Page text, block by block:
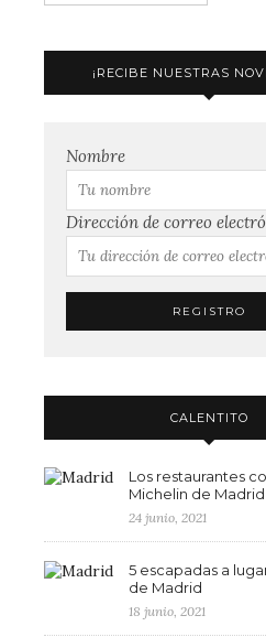
¡RECIBE NUESTRAS
Nombre
Dirección de correo
CALENTITO
Los restaurantes
Michelin de Madrid
24 junio, 2021
5 escapadas a
de Madrid
18 junio, 2021